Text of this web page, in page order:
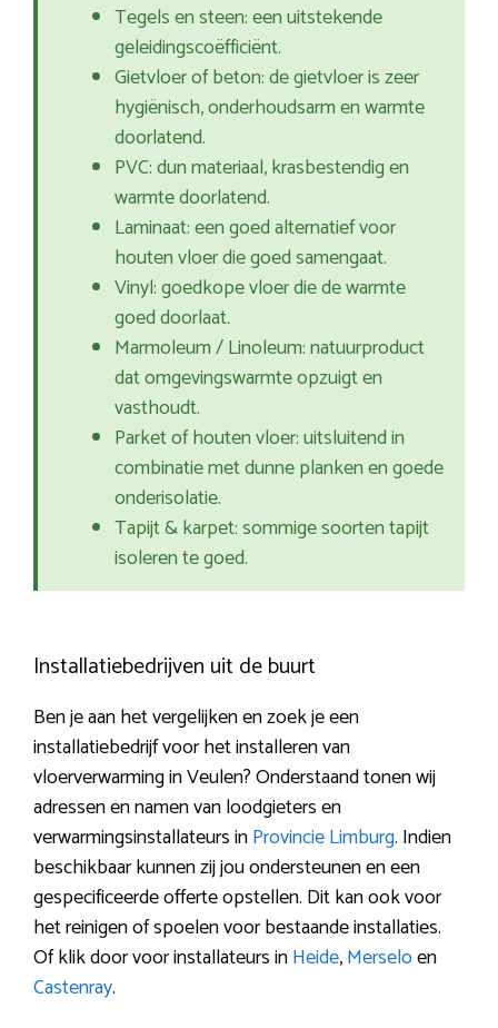
Tegels en steen: een uitstekende
geleidingscoëfficiënt.
Gietvloer of beton: de gietvloer is zeer
hygiënisch, onderhoudsarm en warmte
doorlatend.
PVC: dun materiaal, krasbestendig en
warmte doorlatend.
Laminaat: een goed alternatief voor
houten vloer die goed samengaat.
Vinyl: goedkope vloer die de warmte
goed doorlaat.
Marmoleum / Linoleum: natuurproduct
dat omgevingswarmte opzuigt en
vasthoudt.
Parket of houten vloer: uitsluitend in
combinatie met dunne planken en goede
onderisolatie.
Tapijt & karpet: sommige soorten tapijt
isoleren te goed.
Installatiebedrijven uit de buurt
Ben je aan het vergelijken en zoek je een
installatiebedrijf voor het installeren van
vloerverwarming in Veulen? Onderstaand tonen wij
adressen en namen van loodgieters en
verwarmingsinstallateurs inProvincie Limburg. Indien
beschikbaar kunnen zij jou ondersteunen en een
gespecificeerde offerte opstellen. Dit kan ook voor
het reinigen of spoelen voor bestaande installaties.
Of klik door voor installateurs inHeide,Merseloen
Castenray.